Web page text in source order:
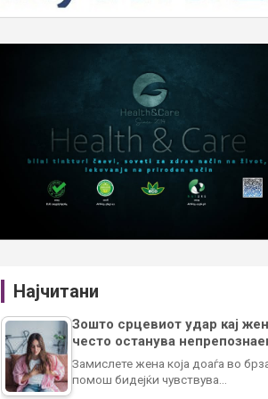
Најчитани
Зошто срцевиот удар кај
често останува
Замислете жена која доаѓа во
помош бидејќи чувствува…